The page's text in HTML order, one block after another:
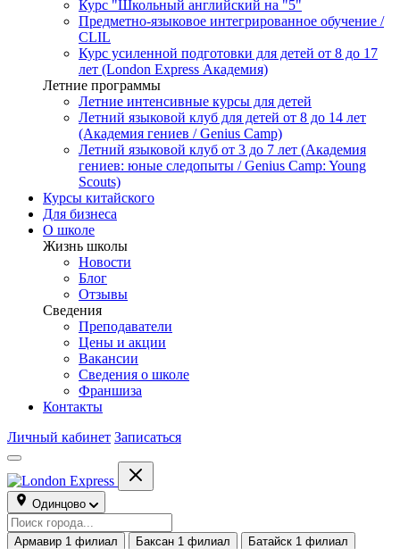
Курс "Школьный английский на "5"
Предметно-языковое интегрированное обучение /
CLIL
Курс усиленной подготовки для детей от 8 до 17
лет (London Express Академия)
Летние программы
Летние интенсивные курсы для детей
Летний языковой клуб для детей от 8 до 14 лет
(Академия гениев / Genius Camp)
Летний языковой клуб от 3 до 7 лет (Академия
гениев: юные следопыты / Genius Camp: Young
Scouts)
Курсы китайского
Для бизнеса
О школе
Жизнь школы
Новости
Блог
Отзывы
Сведения
Преподаватели
Цены и акции
Вакансии
Сведения о школе
Франшиза
Контакты
Личный кабинет Записаться
Одинцово
Армавир 1 филиал Баксан 1 филиал Батайск 1 филиал